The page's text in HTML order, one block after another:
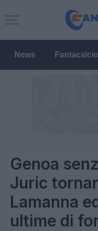
News Fantacalcio
Genoa
Juric
Lamanna
ultime di